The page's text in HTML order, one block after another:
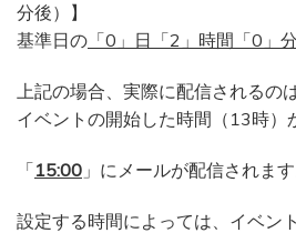
分後）】
基準日の 「0」日「2」時間「0」
上記の場合、実際に配信されるのは
イベントの開始した時間（13時）
「15:00 」にメールが配信されます
設定する時間によっては、イベン